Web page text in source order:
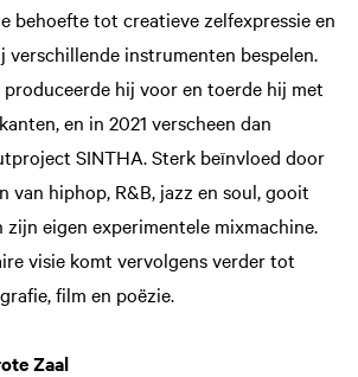
behoefte tot creatieve zelfexpressie en
verschillende instrumenten bespelen.
produceerde hij voor en toerde hij met
en in 2021 verscheen dan
SINTHA. Sterk beïnvloed door
van hiphop, R&B, jazz en soul, gooit
zijn eigen experimentele mixmachine.
visie komt vervolgens verder tot
film en poëzie.
Zaal